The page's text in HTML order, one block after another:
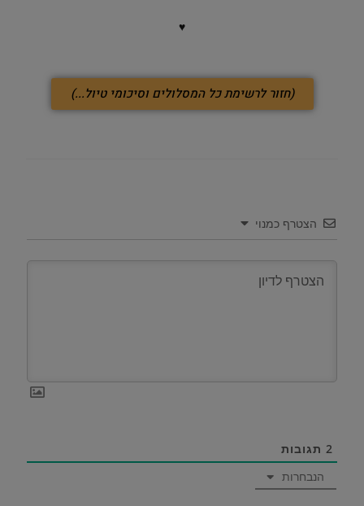
♥
(חזור לרשימת כל המסלולים וסיכומי טיול...)
הצטרף כמנוי
2 תגובות
הנבחרות